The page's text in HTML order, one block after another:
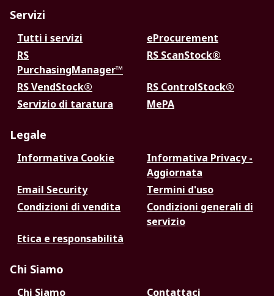
Servizi
Tutti i servizi
eProcurement
RS
PurchasingManager™
RS ScanStock®
RS VendStock®
RS ControlStock®
Servizio di taratura
MePA
Legale
Informativa Cookie
Informativa Privacy -
Aggiornata
Email Security
Termini d'uso
Condizioni di vendita
Condizioni generali di
servizio
Etica e responsabilità
Chi Siamo
Chi Siamo Contattaci